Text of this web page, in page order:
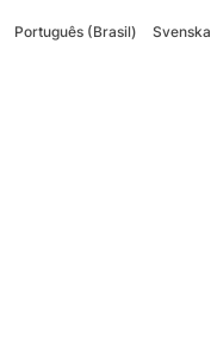
Português (Brasil) Svenska